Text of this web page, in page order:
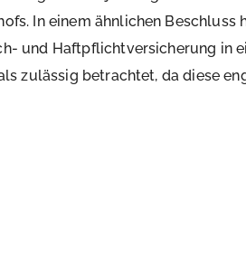
In einem ähnlichen Beschluss
und Haftpflichtversicherung in
zulässig betrachtet, da diese